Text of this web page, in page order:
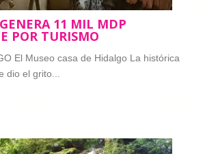
11 MIL MDP
POR TURISMO
El Museo casa de Hidalgo La histórica
dio el grito...